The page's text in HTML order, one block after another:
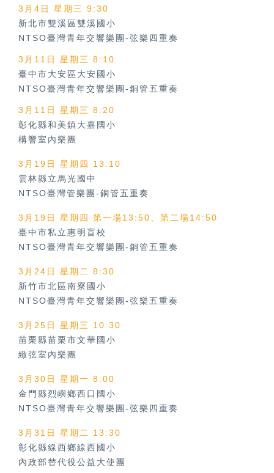
3月4日 星期三 9:30
新北市雙溪區雙溪國小
NTSO臺灣青年交響樂團-弦樂四重奏
3月11日 星期三 8:10
臺中市大安區大安國小
NTSO臺灣青年交響樂團-銅管五重奏
3月11日 星期三 8:20
彰化縣和美鎮大嘉國小
構響室內樂團
3月19日 星期四 13:10
雲林縣立馬光國中
NTSO臺灣管樂團-銅管五重奏
3月19日 星期四 第一場13:50、第二場14:50
臺中市私立惠明盲校
NTSO臺灣青年交響樂團-銅管五重奏
3月24日 星期二 8:30
新竹市北區南寮國小
NTSO臺灣青年交響樂團-弦樂五重奏
3月25日 星期三 10:30
苗栗縣苗栗市文華國小
緻弦室內樂團
3月30日 星期一 8:00
金門縣烈嶼鄉西口國小
NTSO臺灣青年交響樂團-弦樂四重奏
3月31日 星期二 13:30
彰化縣線西鄉線西國小
內政部替代役公益大使團